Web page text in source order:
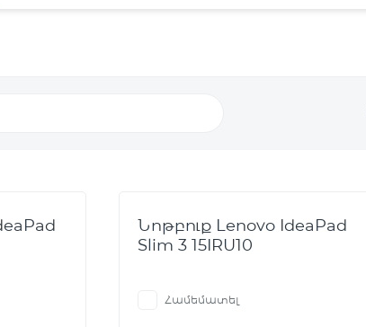
Նոթբուք Lenovo IdeaPad
Slim 3 15IRU10
Համեմատել